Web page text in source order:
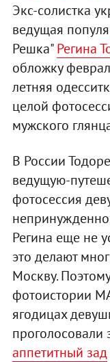
Экс-солистка
ведущая
Решка"Регина
обложку
летняя
целой
мужского
В России
ведущую-
фотосессия
Регина еще не
это делают
Москву.
фотоистории
ягодицах
проголосовали
аппетитный зад